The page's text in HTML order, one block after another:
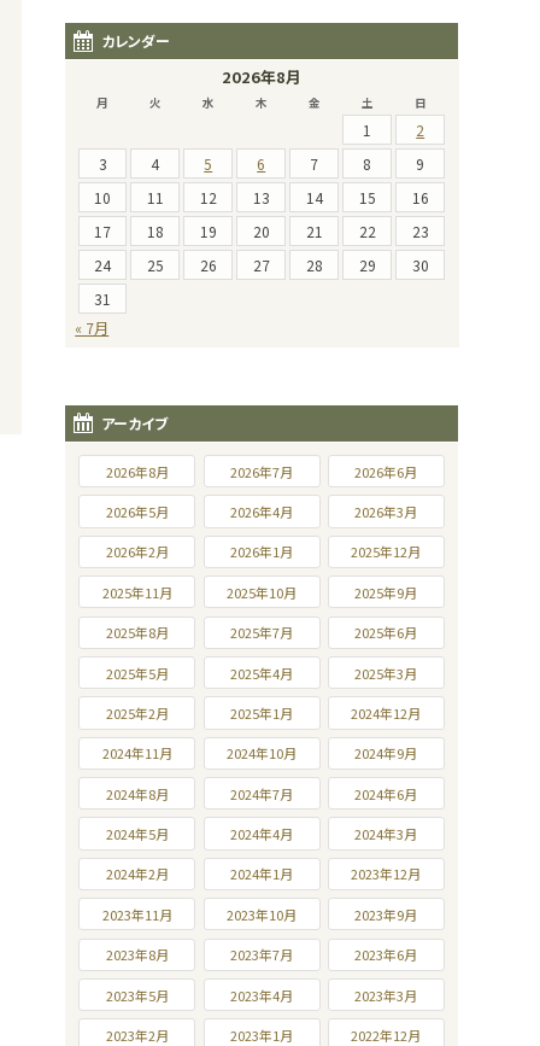
カレンダー
2026年8月
月 火 水 木 金 土 日
1
2
3
4 5 6 7 8
9
10
11 12 13 14 15
16
17
18 19 20 21 22
23
24
25 26 27 28 29
30
31
« 7月
アーカイブ
2026年8月 2026年7月 2026年6月
2026年5月 2026年4月 2026年3月
2026年2月 2026年1月 2025年12月
2025年11月 2025年10月 2025年9月
2025年8月 2025年7月 2025年6月
2025年5月 2025年4月 2025年3月
2025年2月 2025年1月 2024年12月
2024年11月 2024年10月 2024年9月
2024年8月 2024年7月 2024年6月
2024年5月 2024年4月 2024年3月
2024年2月 2024年1月 2023年12月
2023年11月 2023年10月 2023年9月
2023年8月 2023年7月 2023年6月
2023年5月 2023年4月 2023年3月
2023年2月 2023年1月 2022年12月